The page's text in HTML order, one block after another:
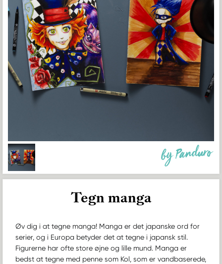
by Panduro
Tegn manga
Øv dig i at tegne manga! Manga er det japanske ord for
serier, og i Europa betyder det at tegne i japansk stil.
Figurerne har ofte store øjne og lille mund. Manga er
bedst at tegne med penne som Kol, som er vandbaserede,